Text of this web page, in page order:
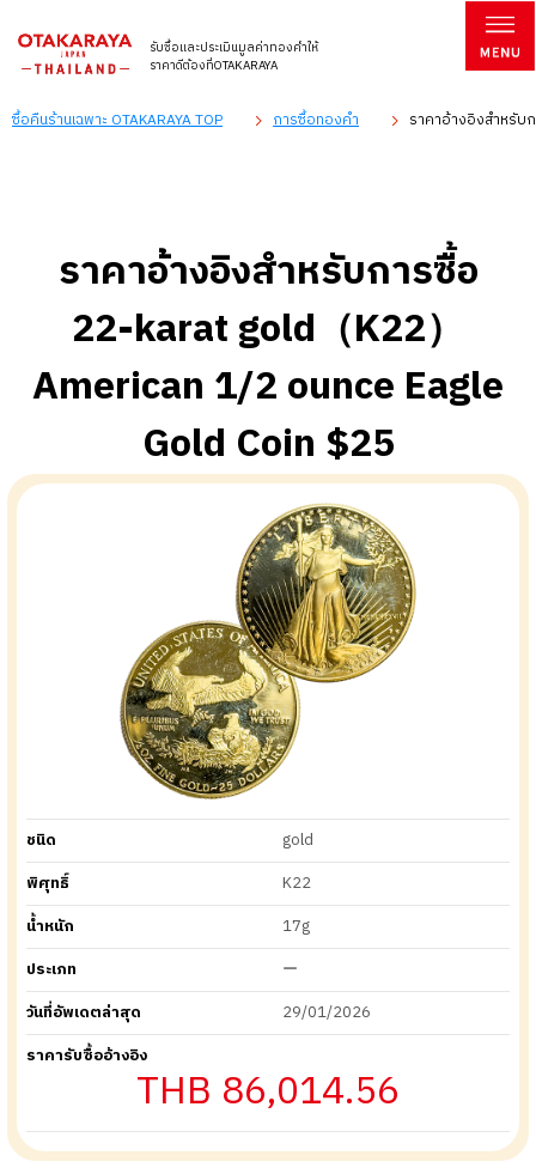
รับซื้อและประเมินมูลค่าทองคำให้
ราคาดีต้องที่OTAKARAYA
ซื้อคืนร้านเฉพาะ OTAKARAYA TOP การซื้อทองคำ ราคาอ้างอิงสำหรับ
ราคาอ้างอิงสำหรับการซื้อ
22-karat gold（K22）
American 1/2 ounce Eagle
Gold Coin $25
ชนิด
gold
พิศุทธิ์
K22
น้ำหนัก
17g
ประเภท
ー
วันที่อัพเดตล่าสุด
29/01/2026
ราคารับซื้ออ้างอิง
THB 86,014.56